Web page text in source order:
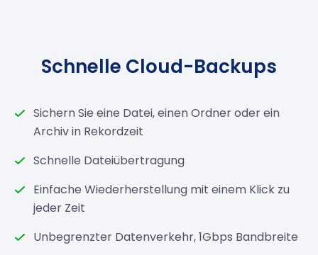
Schnelle Cloud-Backups
Sichern Sie eine Datei, einen Ordner oder ein
Archiv in Rekordzeit
Schnelle Dateiübertragung
Einfache Wiederherstellung mit einem Klick zu
jeder Zeit
Unbegrenzter Datenverkehr, 1Gbps Bandbreite